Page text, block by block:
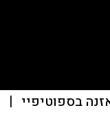
בספוטיפיי |